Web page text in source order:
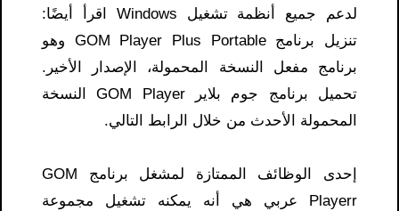
لدعم جميع أنظمة تشغيل Windows اقرأ أيضًا:
تنزيل برنامج GOM Player Plus Portable وهو
برنامج مفعل النسخة المحمولة، الإصدار الأخير.
تحميل برنامج جوم بلاير GOM Player النسخة
المحمولة الأحدث من خلال الرابط التالي.
إحدى الوظائف الممتازة لمشغل برنامج GOM
Playerr عربي هي أنه يمكنه تشغيل مجموعة